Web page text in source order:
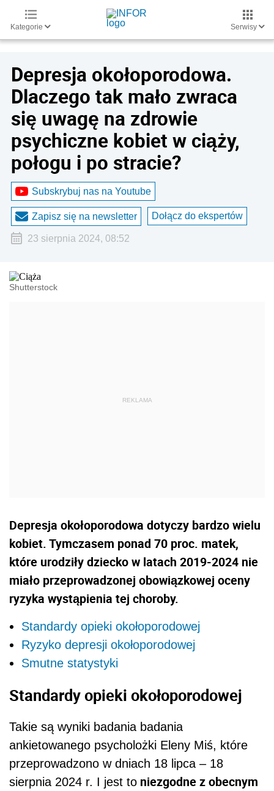
Kategorie Serwisy
Depresja okołoporodowa.
Dlaczego tak mało zwraca
się uwagę na zdrowie
psychiczne kobiet w ciąży,
połogu i po stracie?
Subskrybuj nas na Youtube
Zapisz się na newsletter Dołącz do ekspertów
23 sierpnia 2024, 08:52
Shutterstock
Depresja okołoporodowa dotyczy bardzo wielu
kobiet. Tymczasem ponad 70 proc. matek,
które urodziły dziecko w latach 2019-2024 nie
miało przeprowadzonej obowiązkowej oceny
ryzyka wystąpienia tej choroby.
Standardy opieki okołoporodowej
Ryzyko depresji okołoporodowej
Smutne statystyki
Standardy opieki okołoporodowej
Takie są wyniki badania badania
ankietowanego psycholożki Eleny Miś, które
przeprowadzono w dniach 18 lipca – 18
sierpnia 2024 r. I jest to niezgodne z obecnym